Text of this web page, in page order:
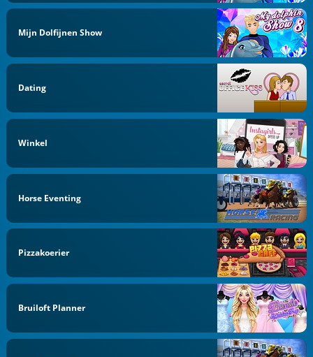
Mijn Dolfijnen Show
Dating
Winkel
Horse Eventing
Pizzakoerier
Bruiloft Planner